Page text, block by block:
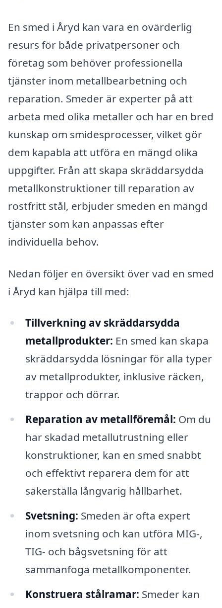
En smed i Åryd kan vara en ovärderlig
resurs för både privatpersoner och
företag som behöver professionella
tjänster inom metallbearbetning och
reparation. Smeder är experter på att
arbeta med olika metaller och har en bred
kunskap om smidesprocesser, vilket gör
dem kapabla att utföra en mängd olika
uppgifter. Från att skapa skräddarsydda
metallkonstruktioner till reparation av
rostfritt stål, erbjuder smeden en mängd
tjänster som kan anpassas efter
individuella behov.
Nedan följer en översikt över vad en smed
i Åryd kan hjälpa till med:
Tillverkning av skräddarsydda
metallprodukter: En smed kan skapa
skräddarsydda lösningar för alla typer
av metallprodukter, inklusive räcken,
trappor och dörrar.
Reparation av metallföremål: Om du
har skadad metallutrustning eller
konstruktioner, kan en smed snabbt
och effektivt reparera dem för att
säkerställa långvarig hållbarhet.
Svetsning: Smeden är ofta expert
inom svetsning och kan utföra MIG-,
TIG- och bågsvetsning för att
sammanfoga metallkomponenter.
Konstruera stålramar: Smeder kan